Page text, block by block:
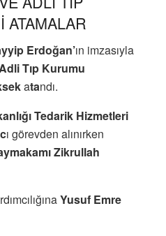
ATAMALAR
Erdoğan’ın imzasıyla
Tıp Kurumu
atandı.
Tedarik Hizmetleri
ı görevden alınırken
Zikrullah
Yusuf Emre